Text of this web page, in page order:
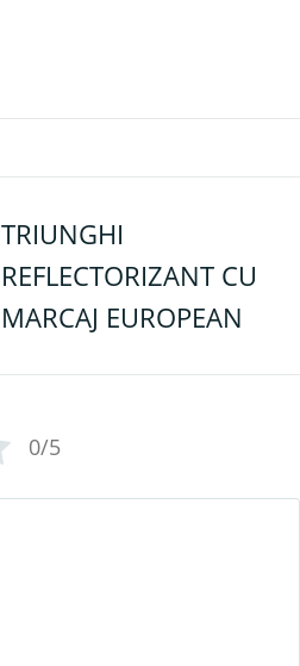
TRIUNGHI
REFLECTORIZANT CU
MARCAJ EUROPEAN
0/5